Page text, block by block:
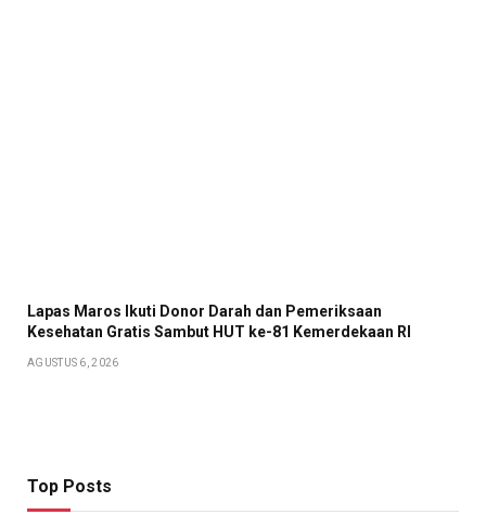
Lapas Maros Ikuti Donor Darah dan Pemeriksaan
Kesehatan Gratis Sambut HUT ke-81 Kemerdekaan RI
AGUSTUS 6, 2026
Top Posts